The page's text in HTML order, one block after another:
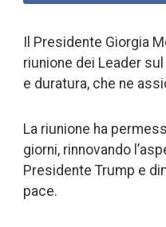
Il Presidente Giorgia
riunione dei Leader
e duratura, che ne
La riunione ha
giorni, rinnovando
Presidente Trump e
pace.